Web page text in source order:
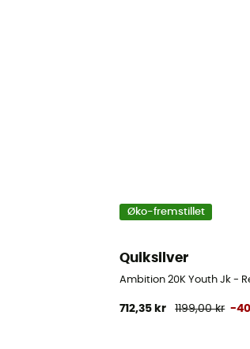
Øko-fremstillet
Quiksilver
Ambition 20K Youth Jk -
712,35 kr 1199,00 kr -